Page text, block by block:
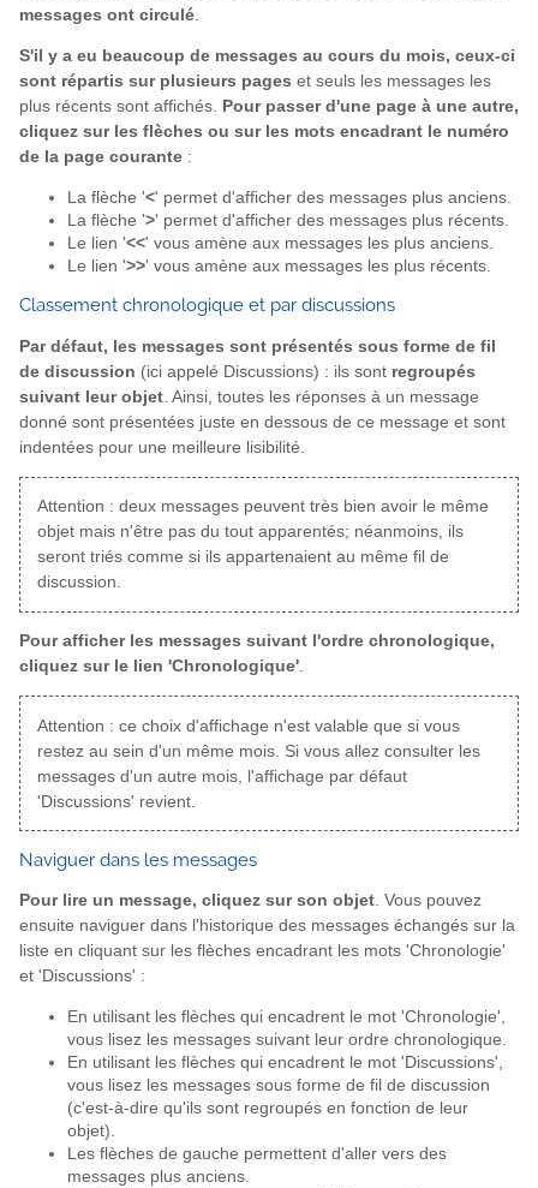
messages ont circulé
S'il y a eu beaucoup de messages au cours du mois, ceux-ci
sont répartis sur plusieurs pages et seuls les messages les
plus récents sont affichés. Pour passer d'une page à une autre,
cliquez sur les flèches ou sur les mots encadrant le numéro
de la page courante :
La flèche '<' permet d'afficher des messages plus anciens.
La flèche '>' permet d'afficher des messages plus récents.
Le lien '<<' vous amène aux messages les plus anciens.
Le lien '>>' vous amène aux messages les plus récents.
Classement chronologique et par discussions
Par défaut, les messages sont présentés sous forme de fil
de discussion (ici appelé Discussions) : ils sont regroupés
suivant leur objet . Ainsi, toutes les réponses à un message
donné sont présentées juste en dessous de ce message et sont
indentées pour une meilleure lisibilité.
Attention : deux messages peuvent très bien avoir le même
objet mais n'être pas du tout apparentés; néanmoins, ils
seront triés comme si ils appartenaient au même fil de
discussion.
Pour afficher les messages suivant l'ordre chronologique,
cliquez sur le lien 'Chronologique'.
Attention : ce choix d'affichage n'est valable que si vous
restez au sein d'un même mois. Si vous allez consulter les
messages d'un autre mois, l'affichage par défaut
'Discussions' revient.
Naviguer dans les messages
Pour lire un message, cliquez sur son objet. Vous pouvez
ensuite naviguer dans l'historique des messages échangés sur la
liste en cliquant sur les flèches encadrant les mots 'Chronologie'
et 'Discussions' :
En utilisant les flèches qui encadrent le mot 'Chronologie',
vous lisez les messages suivant leur ordre chronologique.
En utilisant les flèches qui encadrent le mot 'Discussions',
vous lisez les messages sous forme de fil de discussion
(c'est-à-dire qu'ils sont regroupés en fonction de leur
objet).
Les flèches de gauche permettent d'aller vers des
messages plus anciens.